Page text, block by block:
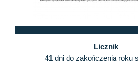
Licznik
41 dni do zakończenia roku